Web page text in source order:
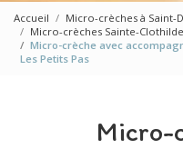
Accueil
Micro-crèches à Saint-
Micro-crèches Sainte-
Micro-crèche avec
Les Petits Pas
Micro-